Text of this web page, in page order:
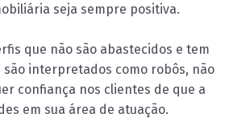
seja sempre positiva.
que não são abastecidos e tem
são interpretados como robôs, não
confiança nos clientes de que a
em sua área de atuação.